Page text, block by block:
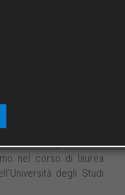
disciplinare
ed esercizio
triennale in Edilizia
II di Napoli.
nel corso di laurea
degli Studi